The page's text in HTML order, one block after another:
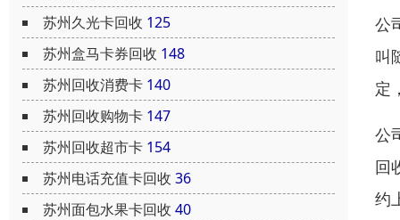
苏州久光卡回收 125
苏州盒马卡券回收 148
苏州回收消费卡 140
苏州回收购物卡 147
苏州回收超市卡 154
苏州电话充值卡回收 36
苏州面包水果卡回收 40
公
叫
定
公
回
约